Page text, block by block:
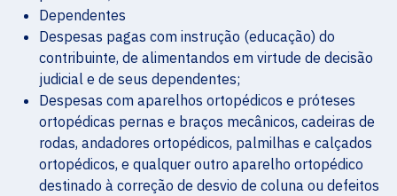
Dependentes
Despesas pagas com instrução (educação) do
contribuinte, de alimentandos em virtude de decisão
judicial e de seus dependentes;
Despesas com aparelhos ortopédicos e próteses
ortopédicas pernas e braços mecânicos, cadeiras de
rodas, andadores ortopédicos, palmilhas e calçados
ortopédicos, e qualquer outro aparelho ortopédico
destinado à correção de desvio de coluna ou defeitos